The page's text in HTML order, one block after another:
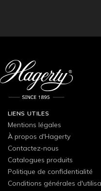
LIENS UTILES
Mentions légales
À propos d'Hagerty
Contactez-nous
Catalogues produits
Politique de confidentialité
Conditions générales